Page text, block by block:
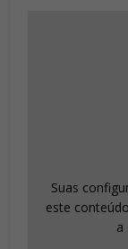
Suas
este
a